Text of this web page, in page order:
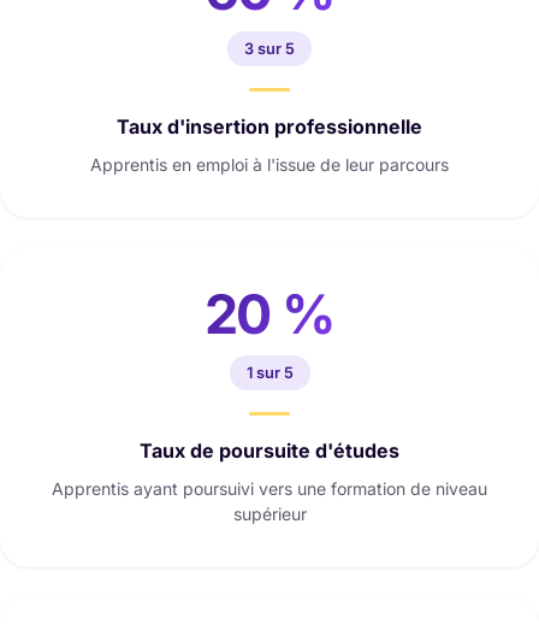
3 sur 5
Taux d'insertion professionnelle
Apprentis en emploi à l'issue de leur parcours
20 %
1 sur 5
Taux de poursuite d'études
Apprentis ayant poursuivi vers une formation de niveau
supérieur